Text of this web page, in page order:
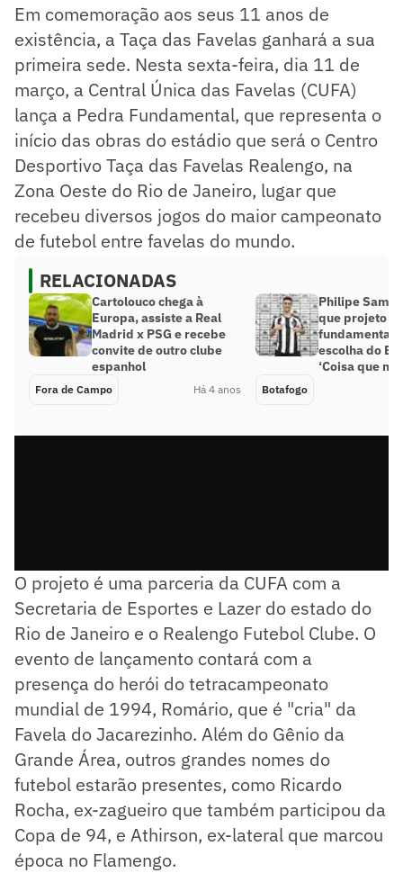
Em comemoração aos seus 11 anos de
existência, a Taça das Favelas ganhará a sua
primeira sede. Nesta sexta-feira, dia 11 de
março, a Central Única das Favelas (CUFA)
lança a Pedra Fundamental, que representa o
início das obras do estádio que será o Centro
Desportivo Taça das Favelas Realengo, na
Zona Oeste do Rio de Janeiro, lugar que
recebeu diversos jogos do maior campeonato
de futebol entre favelas do mundo.
RELACIONADAS
Cartolouco chega à
Europa, assiste a Real
Madrid x PSG e recebe
convite de outro clube
espanhol
Fora de Campo Há 4 anos
Philipe
que projeto
fundamental
escolha do
‘Coisa que
Botafogo
O projeto é uma parceria da CUFA com a
Secretaria de Esportes e Lazer do estado do
Rio de Janeiro e o Realengo Futebol Clube. O
evento de lançamento contará com a
presença do herói do tetracampeonato
mundial de 1994, Romário, que é "cria" da
Favela do Jacarezinho. Além do Gênio da
Grande Área, outros grandes nomes do
futebol estarão presentes, como Ricardo
Rocha, ex-zagueiro que também participou da
Copa de 94, e Athirson, ex-lateral que marcou
época no Flamengo.